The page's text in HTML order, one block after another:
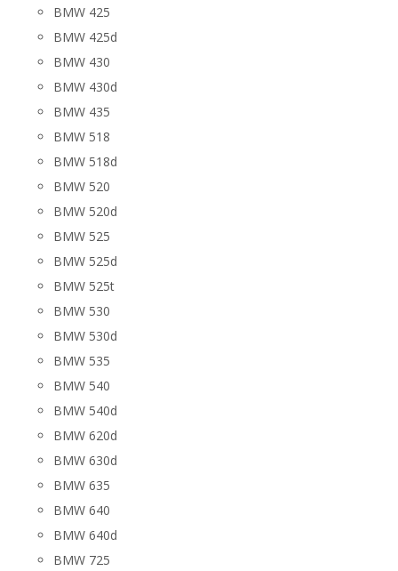
BMW 425
BMW 425d
BMW 430
BMW 430d
BMW 435
BMW 518
BMW 518d
BMW 520
BMW 520d
BMW 525
BMW 525d
BMW 525t
BMW 530
BMW 530d
BMW 535
BMW 540
BMW 540d
BMW 620d
BMW 630d
BMW 635
BMW 640
BMW 640d
BMW 725